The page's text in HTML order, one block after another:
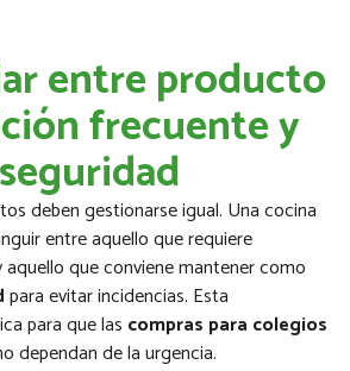
entre producto
frecuente y
deben gestionarse igual. Una cocina
entre aquello que requiere
que conviene mantener como
para evitar incidencias. Esta
para que las compras para colegios
dependan de la urgencia.